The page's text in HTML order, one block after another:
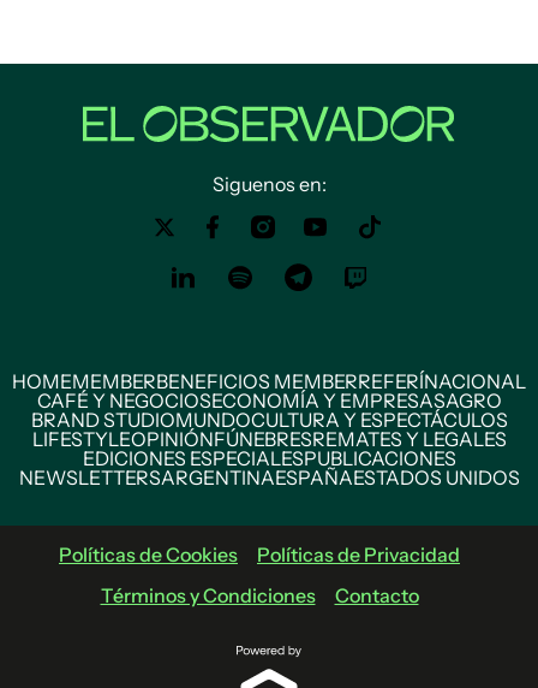
Siguenos en:
HOMEMEMBERBENEFICIOS MEMBERREFERÍNACIONAL
CAFÉ Y NEGOCIOSECONOMÍA Y EMPRESASAGRO
BRAND STUDIOMUNDOCULTURA Y ESPECTÁCULOS
LIFESTYLEOPINIÓNFÚNEBRESREMATES Y LEGALES
EDICIONES ESPECIALESPUBLICACIONES
NEWSLETTERSARGENTINAESPAÑAESTADOS UNIDOS
Políticas de Cookies
Políticas de Privacidad
Términos y Condiciones
Contacto